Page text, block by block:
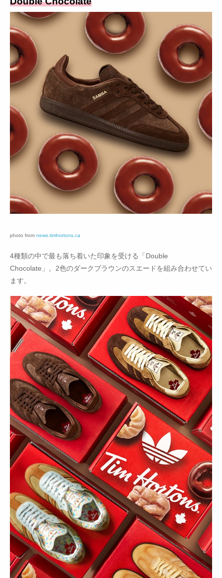
photo from news.timhortons.ca
4種類の中で最も落ち着いた印象を受ける「Double
Chocolate」。2色のダークブラウンのスエードを組み合わせてい
ます。